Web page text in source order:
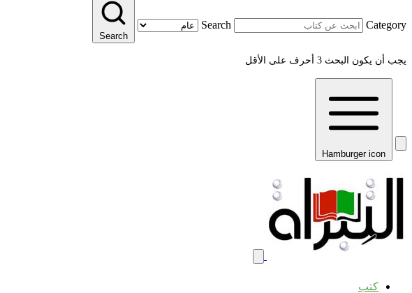
Search Category
Search
يجب أن يكون البحث 3 أحرف على الأقل
Hamburger icon
كتب